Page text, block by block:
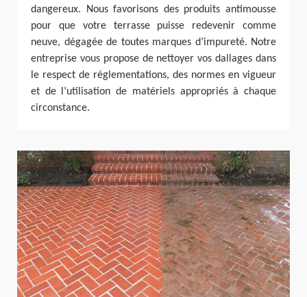
dangereux. Nous favorisons des produits antimousse
pour que votre terrasse puisse redevenir comme
neuve, dégagée de toutes marques d’impureté. Notre
entreprise vous propose de nettoyer vos dallages dans
le respect de réglementations, des normes en vigueur
et de l’utilisation de matériels appropriés à chaque
circonstance.